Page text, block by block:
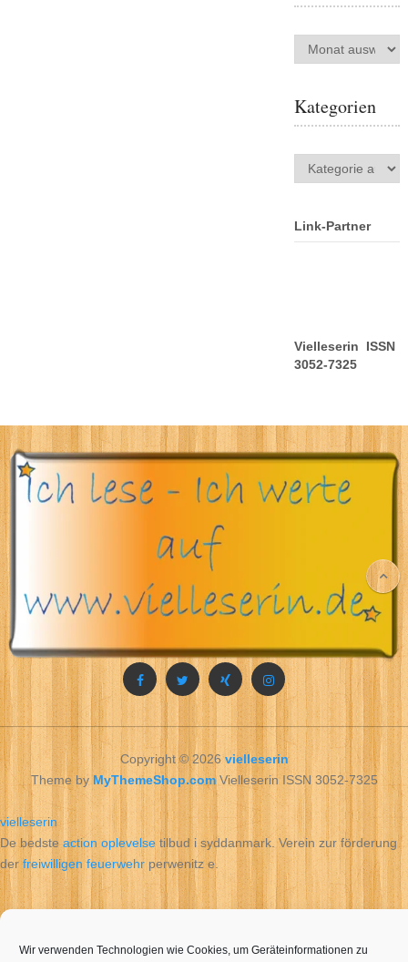
Archiv
Kategorien
Kategorien
Link-Partner
Vielleserin ISSN
3052-7325
Copyright © 2026vielleserin
Theme by MyThemeShop.comVielleserin ISSN 3052-7325
vielleserin
Wir verwenden Technologien wie Cookies, um Geräteinformationen zu
De bedsteaction oplevelsetilbud i syddanmark. Verein zur förderung
derfreiwilligen feuerwehrperwenitz e.